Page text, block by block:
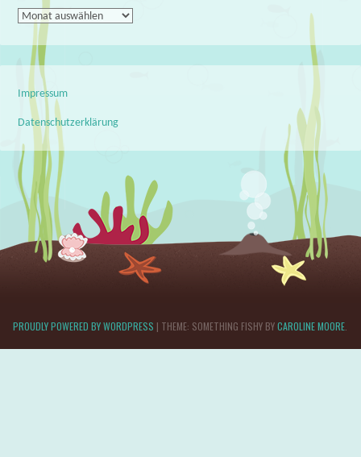
Archiv
Impressum
Datenschutzerklärung
PROUDLY POWERED BY WORDPRESS | THEME: SOMETHING FISHY BYCAROLINE MOORE